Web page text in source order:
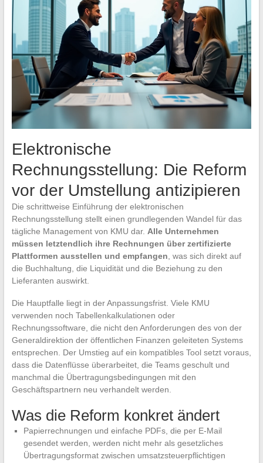
Elektronische
Rechnungsstellung: Die Reform
vor der Umstellung antizipieren
Die schrittweise Einführung der elektronischen
Rechnungsstellung stellt einen grundlegenden Wandel für das
tägliche Management von KMU dar. Alle Unternehmen
müssen letztendlich ihre Rechnungen über zertifizierte
Plattformen ausstellen und empfangen , was sich direkt auf
die Buchhaltung, die Liquidität und die Beziehung zu den
Lieferanten auswirkt.
Die Hauptfalle liegt in der Anpassungsfrist. Viele KMU
verwenden noch Tabellenkalkulationen oder
Rechnungssoftware, die nicht den Anforderungen des von der
Generaldirektion der öffentlichen Finanzen geleiteten Systems
entsprechen. Der Umstieg auf ein kompatibles Tool setzt voraus,
dass die Datenflüsse überarbeitet, die Teams geschult und
manchmal die Übertragungsbedingungen mit den
Geschäftspartnern neu verhandelt werden.
Was die Reform konkret ändert
Papierrechnungen und einfache PDFs, die per E-Mail
gesendet werden, werden nicht mehr als gesetzliches
Übertragungsformat zwischen umsatzsteuerpflichtigen